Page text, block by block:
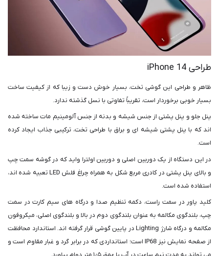
طراحی iPhone 14
ظاهر و طراحی این گوشی تخت، بسیار خوش دست و زیبا که از کیفیت ساخت
بسیار خوبی برخوردار است، تقریباً تفاوتی با نسل گذشته ندارد.
پنل جلو و پنل پشتی از جنس شیشه و بدنه از جنس آلومینیم مات ساخته شده
اند که با پنل پشتی شیشه ای و براق با طراحی تخت، ترکیبی جذاب ایجاد کرده
است.
در این دستگاه از یک دوربین اصلی و دوربین اولترا واید که در گوشه سمت چپ
و بالای پنل پشتی در کادری مربع شکل به همراه چراغ فلش LED تعبیه شده اند،
استفاده شده است.
کلید پاور در سمت راست، دکمه تنظیم صدا و درگاه های سیم کارت در سمت
چپ، بلندگوی مکالمه به عنوان بلندگوی دوم در بالا و بلندگوی اصلی، میکروفون
مکالمه و درگاه شارژ Lighting در پایین گوشی قرار گرفته اند. استاندارد محافظت
از صفحه نمایش نیز IP68 است؛ استانداردی که در برابر گرد و غبار مقاوم است و